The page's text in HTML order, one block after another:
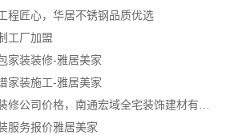
程匠心，华居不锈钢品质优选
工厂加盟
家装装修-雅居美家
家装施工-雅居美家
服务报价雅居美家